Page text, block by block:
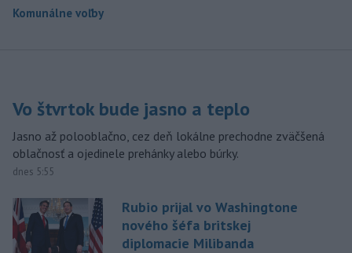
Komunálne voľby
Vo štvrtok bude jasno a teplo
Jasno až polooblačno, cez deň lokálne prechodne zväčšená
oblačnosť a ojedinele prehánky alebo búrky.
dnes 5:55
Rubio prijal vo Washingtone
nového šéfa britskej
diplomacie Milibanda